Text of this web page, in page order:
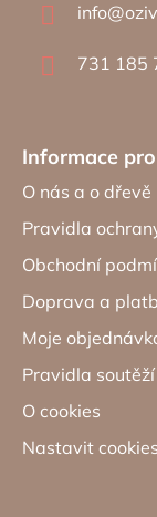
info@
731 185
Informace
O nás a o dřevě
Pravidla
Obchodní
Doprava a
Moje
Pravidla soutěží
O cookies
Nastavit